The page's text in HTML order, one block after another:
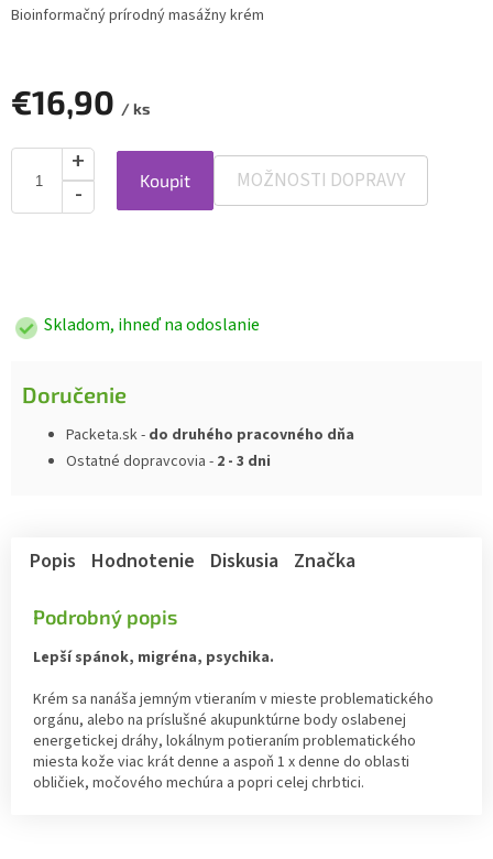
Bioinformačný prírodný masážny krém
€16,90 / ks
Koupit MOŽNOSTI DOPRAVY
Skladom, ihneď na odoslanie
Doručenie
Packeta.sk - do druhého pracovného dňa
Ostatné dopravcovia - 2 - 3 dni
Popis Hodnotenie Diskusia Značka
Podrobný popis
Lepší spánok, migréna, psychika.
Krém sa nanáša jemným vtieraním v mieste problematického
orgánu, alebo na príslušné akupunktúrne body oslabenej
energetickej dráhy, lokálnym potieraním problematického
miesta kože viac krát denne a aspoň 1 x denne do oblasti
obličiek, močového mechúra a popri celej chrbtici.